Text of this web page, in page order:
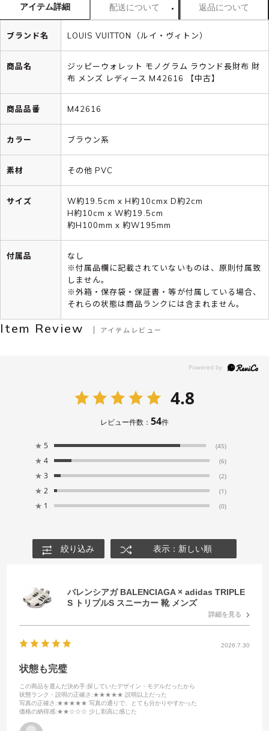
アイテム詳細 配送について 返品について
ブランド名 LOUIS VUITTON（ルイ・ヴィトン）
商品名
ジッピーウォレット モノグラム ラウンド長財布 財
布 メンズ レディース M42616 【中古】
商品品番 M42616
カラー ブラウン系
素材 その他 PVC
サイズ
W約19.5cm x H約10cmx D約2cm
H約10cm x W約19.5cm
約H100mm x 約W195mm
付属品
なし
※付属品欄に記載されていないものは、原則付属致
しません。
※外箱・保存袋・保証書・等が付属している場合、
それらの状態は商品ランクには含まれません。
Item Review アイテムレビュー
4.8
レビュー件数： 54件
★ 5 (45)
★ 4 (6)
★ 3 (2)
★ 2 (1)
★ 1 (0)
絞り込み 表示：新しい順
バレンシアガ BALENCIAGA × adidas TRIPLE
S トリプルS スニーカー 靴 メンズ
詳細を見る
2026.7.30
状態も完璧
この商品を選んだ決め手:探していたデザイン・モデルだったから
状態ランク・説明の正確さ :★★★★★ 説明以上だった
写真の正確さ :★★★★★ 写真の通りで、とても分かりやすかった
価格の納得感:★★☆☆☆ 少し割高に感じた